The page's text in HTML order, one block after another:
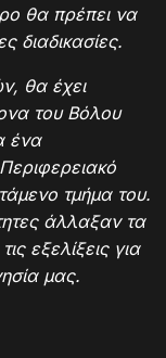
θα πρέπει να
θα έχει
του Βόλου
ένα
τμήμα του.
άλλαξαν τα
εξελίξεις για
μας.